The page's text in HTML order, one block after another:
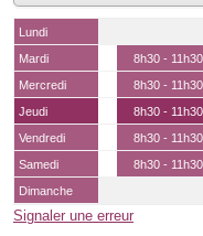
Lundi
Mardi
8h30 - 11h30
Mercredi
8h30 - 11h30
Jeudi
8h30 - 11h30
Vendredi
8h30 - 11h30
Samedi
8h30 - 11h30
Dimanche
Signaler une erreur